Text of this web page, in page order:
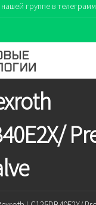
группе в телеграмм